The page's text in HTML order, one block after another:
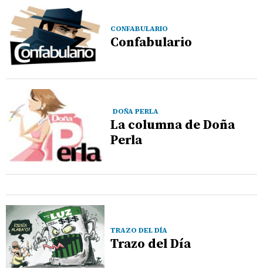
CONFABULARIO
Confabulario
DOÑA PERLA
La columna de Doña
Perla
TRAZO DEL DÍA
Trazo del Día